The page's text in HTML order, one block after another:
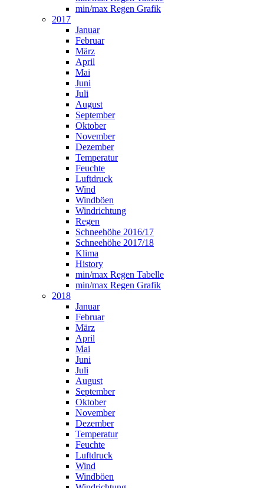
min/max Regen Grafik
2017
Januar
Februar
März
April
Mai
Juni
Juli
August
September
Oktober
November
Dezember
Temperatur
Feuchte
Luftdruck
Wind
Windböen
Windrichtung
Regen
Schneehöhe 2016/17
Schneehöhe 2017/18
Klima
History
min/max Regen Tabelle
min/max Regen Grafik
2018
Januar
Februar
März
April
Mai
Juni
Juli
August
September
Oktober
November
Dezember
Temperatur
Feuchte
Luftdruck
Wind
Windböen